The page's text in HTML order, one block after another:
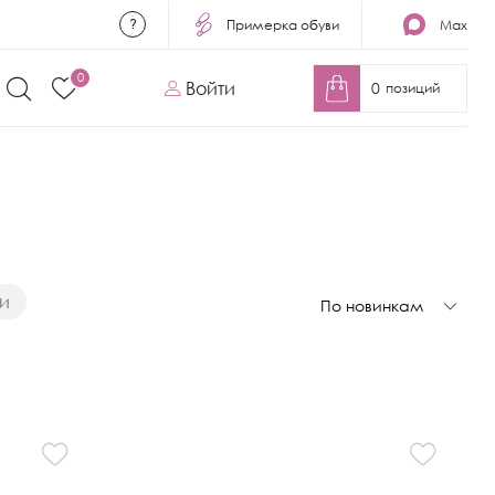
Примерка обуви Max
0
Войти 0 позиций
По новинкам